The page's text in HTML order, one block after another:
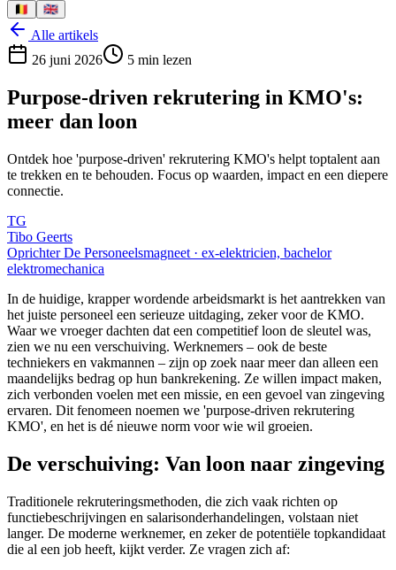
🇧🇪 🇬🇧
Alle artikels
26 juni 2026
5 min lezen
Purpose-driven rekrutering in KMO's:
meer dan loon
Ontdek hoe 'purpose-driven' rekrutering KMO's helpt toptalent aan
te trekken en te behouden. Focus op waarden, impact en een diepere
connectie.
TG
Tibo Geerts
Oprichter De Personeelsmagneet · ex-elektricien, bachelor
elektromechanica
In de huidige, krapper wordende arbeidsmarkt is het aantrekken van
het juiste personeel een serieuze uitdaging, zeker voor de KMO.
Waar we vroeger dachten dat een competitief loon de sleutel was,
zien we nu een verschuiving. Werknemers – ook de beste
techniekers en vakmannen – zijn op zoek naar meer dan alleen een
maandelijks bedrag op hun bankrekening. Ze willen impact maken,
zich verbonden voelen met een missie, en een gevoel van zingeving
ervaren. Dit fenomeen noemen we 'purpose-driven rekrutering
KMO', en het is dé nieuwe norm voor wie wil groeien.
De verschuiving: Van loon naar zingeving
Traditionele rekruteringsmethoden, die zich vaak richten op
functiebeschrijvingen en salarisonderhandelingen, volstaan niet
langer. De moderne werknemer, en zeker de potentiële topkandidaat
die al een job heeft, kijkt verder. Ze vragen zich af: